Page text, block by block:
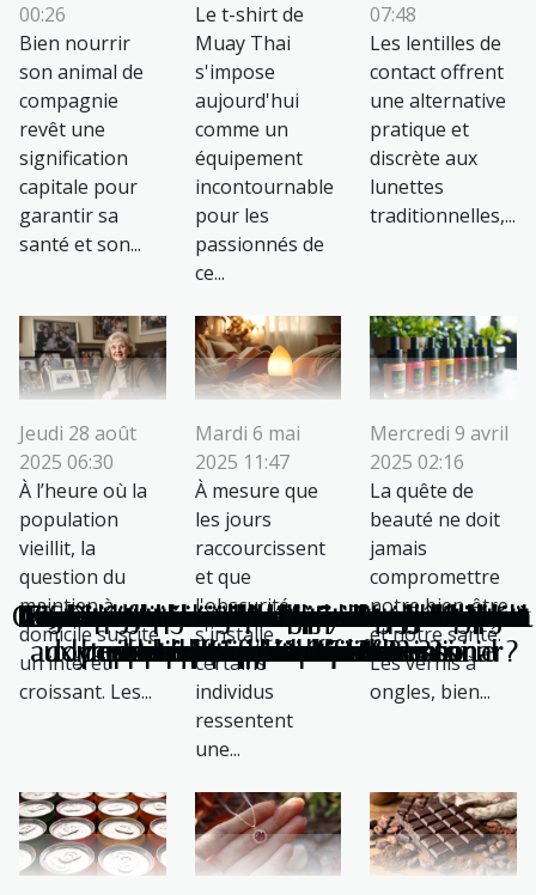
Signaux faibles : repérer tôt une pathologie
lymphatique après une intervention
Traduction pharmaceutique : quelle agence
propose les meilleurs devis ?
Les micronutriments oubliés : leur rôle secret
dans l’immunité
Comment un hammam privatif améliore-t-il
votre bien-être ?
Stratégies naturelles pour augmenter la
testostérone sans médicaments
Les avantages des solutions anticalcaire
pour une eau plus saine chez soi
Comment choisir les croquettes adaptées
aux besoins spécifiques de votre animal ?
00:26
Bien nourrir
son animal de
compagnie
revêt une
signification
capitale pour
garantir sa
santé et son...
Comment le t-shirt de Muay Thai améliore-t-
il la performance sportive ?
Le t-shirt de
Muay Thai
s'impose
aujourd'hui
comme un
équipement
incontournable
pour les
passionnés de
ce...
Comment les lentilles de contact améliorent
votre quotidien ?
07:48
Les lentilles de
contact offrent
une alternative
pratique et
discrète aux
lunettes
traditionnelles,...
Comment les soins à domicile transforment-
ils la vie des seniors ?
Jeudi 28 août
2025 06:30
À l’heure où la
population
vieillit, la
question du
maintien à
domicile suscite
un intérêt
croissant. Les...
Comment la luminothérapie change-t-elle la
donne pour le trouble affectif saisonnier
Mardi 6 mai
2025 11:47
À mesure que
les jours
raccourcissent
et que
l'obscurité
s'installe,
certains
individus
ressentent
une...
Comment choisir des vernis à ongles moins
toxiques pour la santé?
Mercredi 9 avril
2025 02:16
La quête de
beauté ne doit
jamais
compromettre
notre bien-être
et notre santé.
Les vernis à
ongles, bien...
Boisson énergisante : où trouver les
meilleures marques ?
Comment choisir votre bijou en grenat pour
maximiser ses bienfaits
Guide pour choisir le chocolat noir adapté à
vos besoins et préférences
3 astuces pour soulager un mal de dos
Le rôle des vaccins dans la lutte contre les
pandémies
L'ostéopathie : une thérapie de plus en plus
prisée
Les obligations en matière de vaccination
des enfants en France